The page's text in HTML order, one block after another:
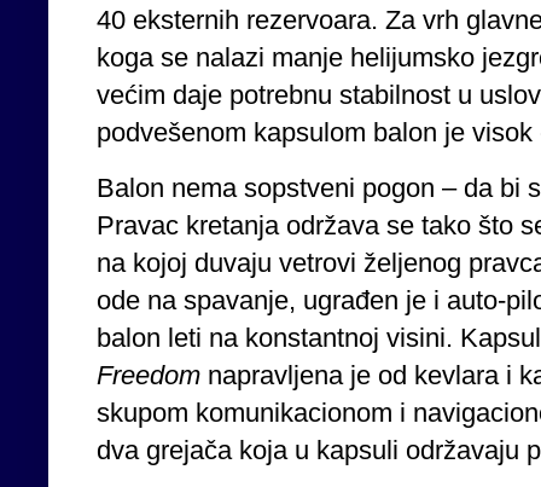
40 eksternih rezervoara. Za vrh
koga se nalazi manje helijumsko
većim daje potrebnu stabilnost u
podvešenom kapsulom balon je
Balon nema sopstveni pogon – da bi
Pravac kretanja održava se tako što
na kojoj duvaju vetrovi željenog
ode na spavanje, ugrađen je i auto-
balon leti na konstantnoj visini.
Freedom napravljena je od kevlara i
skupom komunikacionom i
dva grejača koja u kapsuli održavaju